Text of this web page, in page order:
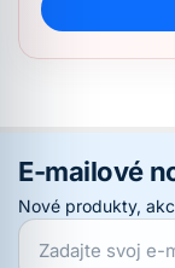
E-mailové
Nové produkty,